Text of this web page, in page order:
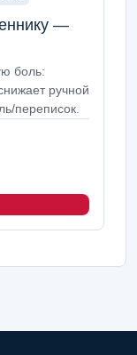
—
боль:
ручной
переписок.